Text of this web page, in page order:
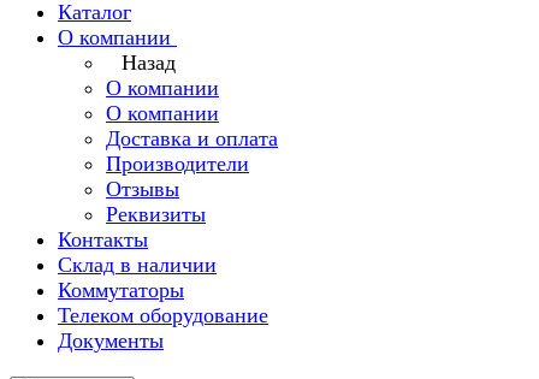
Каталог
О компании
Назад
О компании
О компании
Доставка и оплата
Производители
Отзывы
Реквизиты
Контакты
Склад в наличии
Коммутаторы
Телеком оборудование
Документы